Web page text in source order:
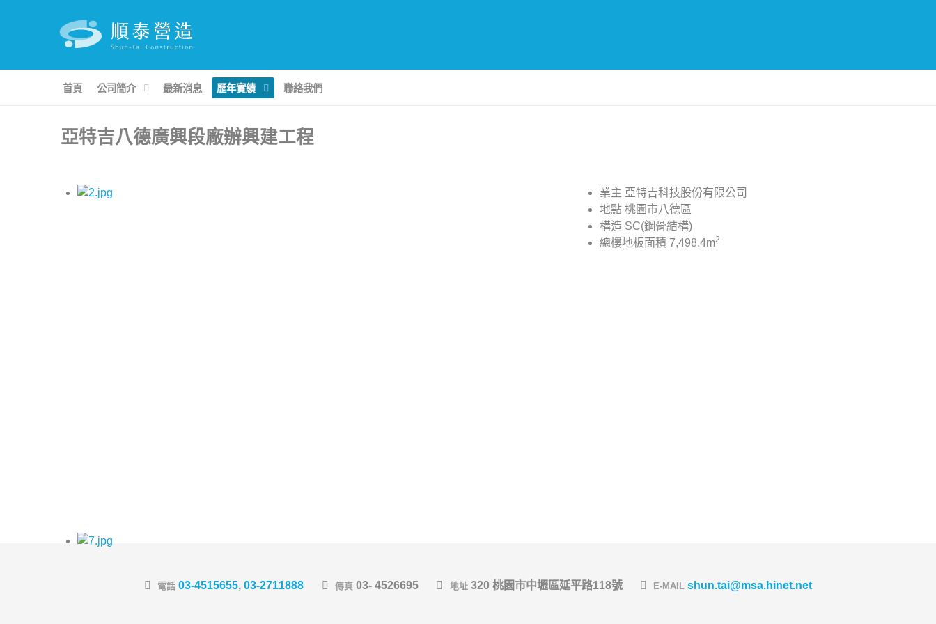
首頁 公司簡介 最新消息 歷年實績 聯絡我們
亞特吉八德廣興段廠辦興建工程
業主 亞特吉科技股份有限公司
地點 桃園市八德區
構造 SC(鋼骨結構)
總樓地板面積 7,498.4m2
電話 03-4515655,03-2711888 傳真 03- 4526695 地址 320 桃園市中壢區延平路118號 E-MAIL shun.tai@msa.hinet.net